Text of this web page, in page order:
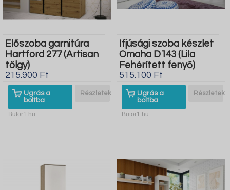
Előszoba garnitúra
Hartford 277 (Artisan
tölgy)
215.900 Ft
Ugrás a
boltba
Részletek
Butor1.hu
Ifjúsági szoba készlet
Omaha D143 (Lila
Fehérített fenyő)
515.100 Ft
Ugrás a
boltba
Részletek
Butor1.hu